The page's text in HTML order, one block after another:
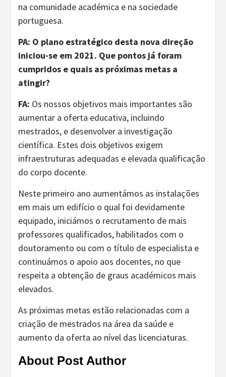
na comunidade académica e na sociedade
portuguesa.
PA: O plano estratégico desta nova direção
iniciou-se em 2021. Que pontos já foram
cumpridos e quais as próximas metas a
atingir?
FA: Os nossos objetivos mais importantes são
aumentar a oferta educativa, incluindo
mestrados, e desenvolver a investigação
científica. Estes dois objetivos exigem
infraestruturas adequadas e elevada qualificação
do corpo docente.
Neste primeiro ano aumentámos as instalações
em mais um edifício o qual foi devidamente
equipado, iniciámos o recrutamento de mais
professores qualificados, habilitados com o
doutoramento ou com o título de especialista e
continuámos o apoio aos docentes, no que
respeita a obtenção de graus académicos mais
elevados.
As próximas metas estão relacionadas com a
criação de mestrados na área da saúde e
aumento da oferta ao nível das licenciaturas.
About Post Author